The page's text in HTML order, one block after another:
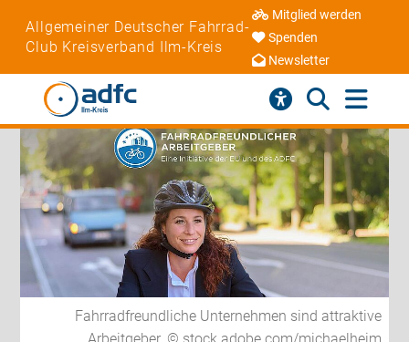
Allgemeiner Deutscher Fahrrad-
Club Kreisverband Ilm-Kreis
Mitglied werden
Spenden
Newsletter
Fahrradfreundliche Unternehmen sind attraktive